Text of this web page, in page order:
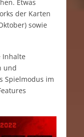
Etwas
der Karten
sowie
Inhalte
und
Spielmodus im